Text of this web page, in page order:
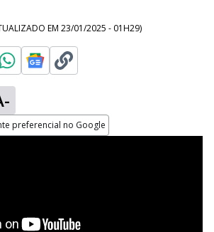
EM 23/01/2025 - 01H29)
preferencial no Google